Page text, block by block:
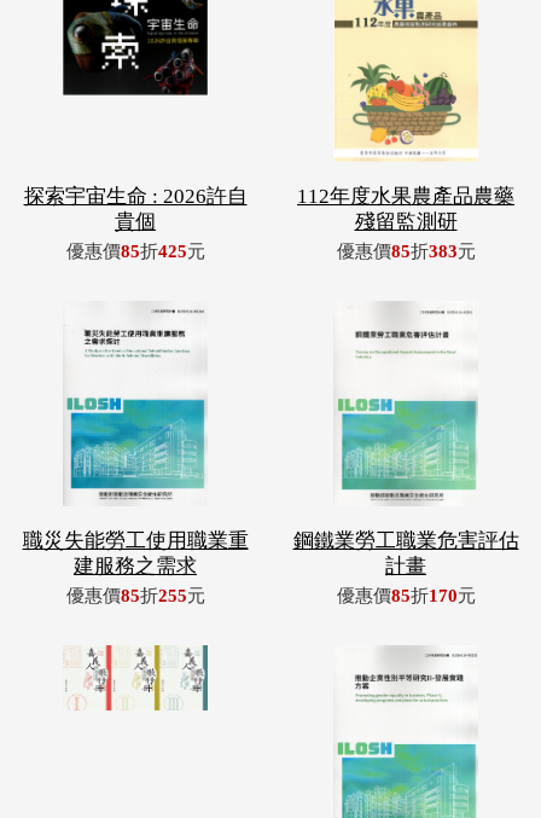
探索宇宙生命 : 2026許自
貴個
優惠價85折425元
112年度水果農產品農藥
殘留監測研
優惠價85折383元
職災失能勞工使用職業重
建服務之需求
優惠價85折255元
鋼鐵業勞工職業危害評估
計畫
優惠價85折170元